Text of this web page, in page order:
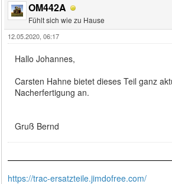
OM442A
Fühlt sich wie zu Hause
12.05.2020, 06:17
Hallo Johannes,
Carsten Hahne bietet dieses Teil ganz
Nacherfertigung an.
Gruß Bernd
https://trac-ersatzteile.jimdofree.com/